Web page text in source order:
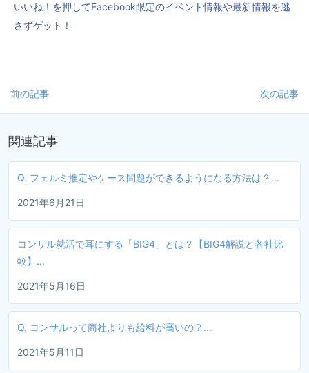
いいね！を押してFacebook限定のイベント情報や最新情報を逃
さずゲット！
前の記事 次の記事
関連記事
Q. フェルミ推定やケース問題ができるようになる方法は？...
2021年6月21日
コンサル就活で耳にする「BIG4」とは？【BIG4解説と各社比
較】...
2021年5月16日
Q. コンサルって商社よりも給料が高いの？...
2021年5月11日